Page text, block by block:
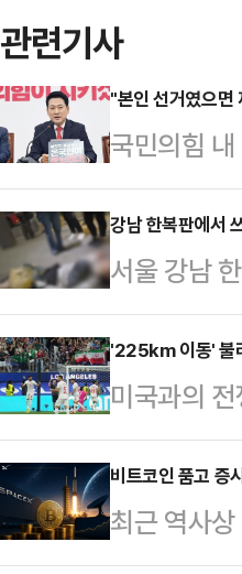
관련기사
"본인 선거였으면
국민의힘
밟기 위한
친한계 박
거가 끝난
원들 의견
이지만 당
과 맞는지
다르게 장…
강남 한복판에서
서울 강남
찰이 수사
관리법 위
씨는 전날
상태로 발
병 여러 개
다. 쇼핑백
'225km 이동' 불
미국과의
서의 불리
국 잉글우
컵’ 조별리
비트코인 품고 증
최근 역사
계의 관심